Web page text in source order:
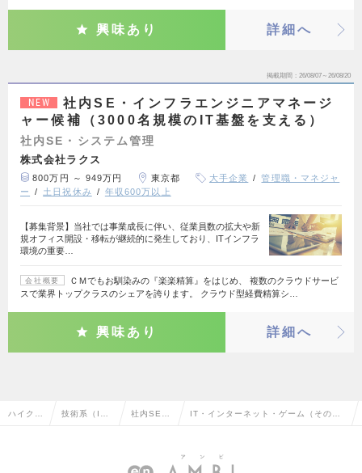
興味あり 詳細へ
掲載期間 26/08/07～26/08/20
NEW
社内SE・インフラエンジニアマネージ
ャー候補（3000名規模のIT基盤を支える）
社内SE・システム管理
株式会社ラクス
800万円 ～ 949万円 東京都 大手企業
管理職・マネジャ
ー
土日祝休み 年収600万以上
【募集背景】当社では事業成長に伴い、従業員数の拡大や新
規オフィス開設・移転が継続的に発生しており、ITインフラ
環境の重要…
会社概要
ＣＭでもお馴染みの『楽楽精算』をはじめ、 複数のクラウドサービ
スで業界トップクラスのシェアを誇ります。 クラウド型経費精算シ…
興味あり 詳細へ
ハイクラ 技術系（I 社内SE・
管理
IT・インターネット・ゲーム（その
求人情報一覧